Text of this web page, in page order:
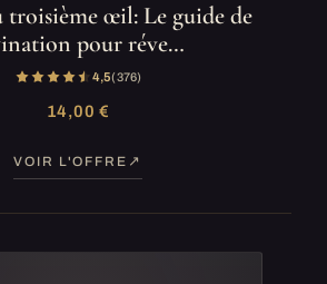
troisième œil: Le guide de
pour réve…
4,5(376)
14,00 €
VOIR L'OFFRE